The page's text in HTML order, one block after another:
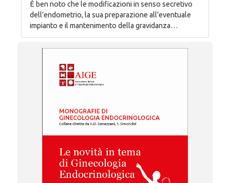
È ben noto che le modificazioni in senso secretivo
dell’endometrio, la sua preparazione all’eventuale
impianto e il mantenimento della gravidanza…